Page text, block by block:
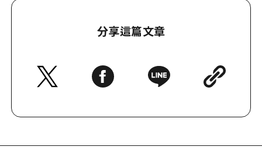
分享這篇文章